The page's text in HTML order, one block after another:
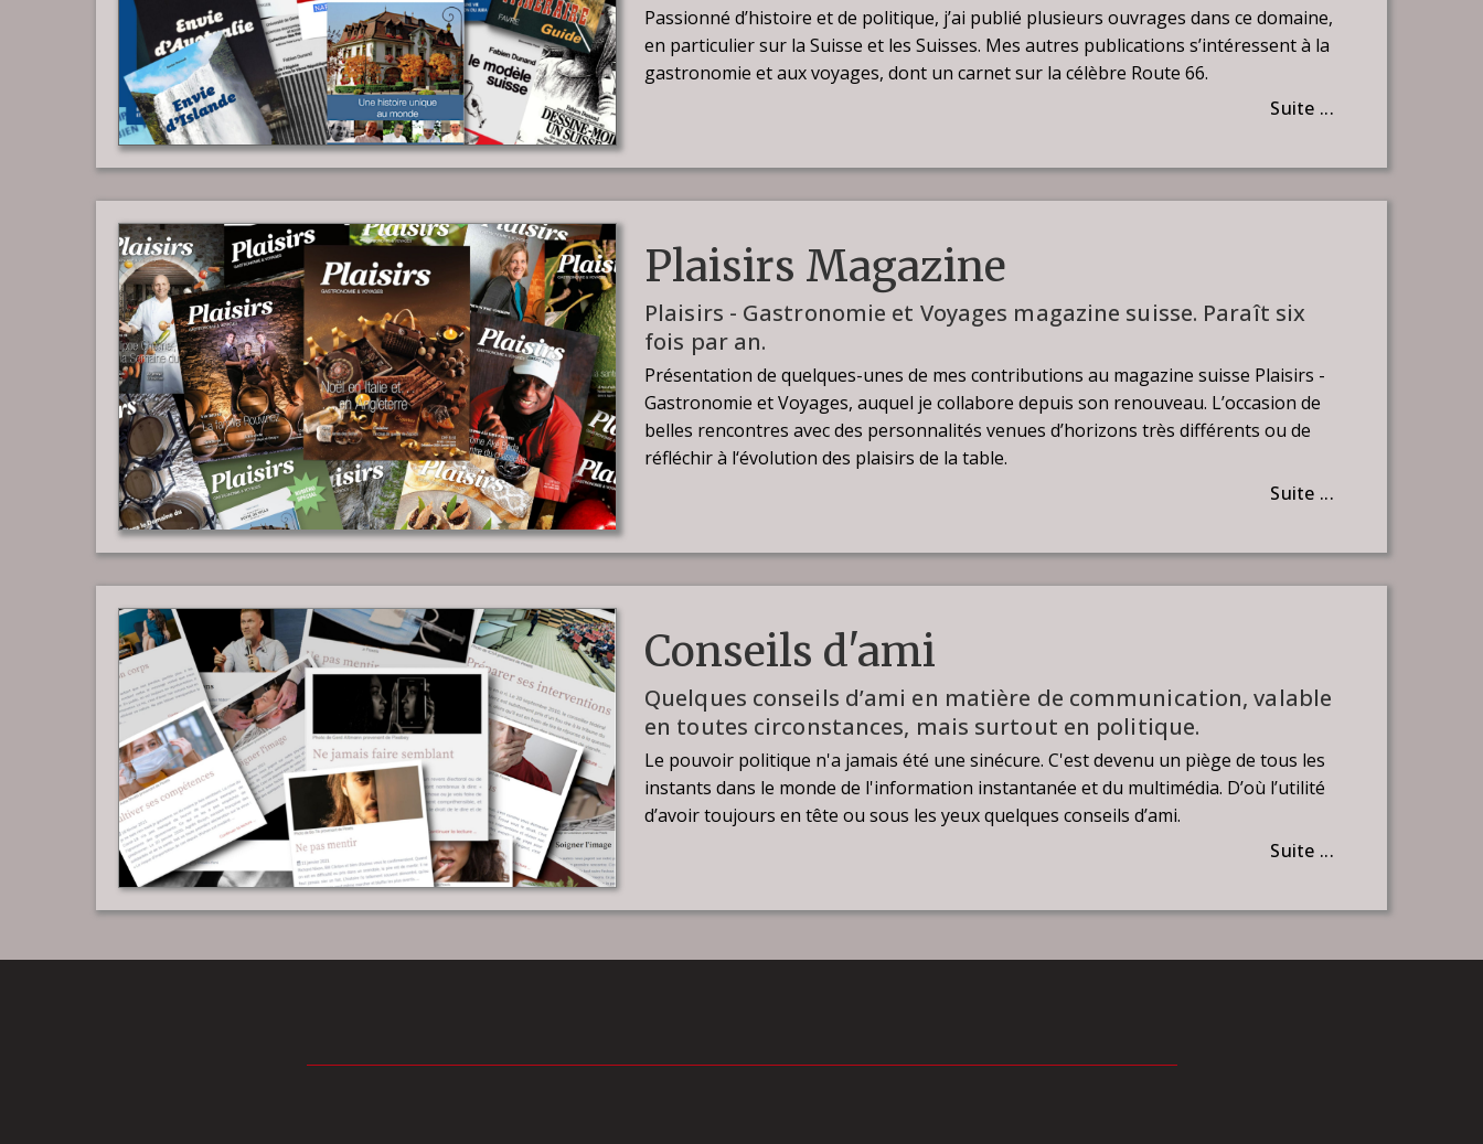
Passionné d’histoire et de politique, j’ai publié plusieurs ouvrages dans ce domaine,
en particulier sur la Suisse et les Suisses. Mes autres publications s’intéressent à la
gastronomie et aux voyages, dont un carnet sur la célèbre Route 66.
Suite ...
Plaisirs Magazine
Plaisirs - Gastronomie et Voyages magazine suisse. Paraît six
fois par an.
Présentation de quelques-unes de mes contributions au magazine suisse Plaisirs -
Gastronomie et Voyages, auquel je collabore depuis son renouveau. L’occasion de
belles rencontres avec des personnalités venues d’horizons très différents ou de
réfléchir à l‘évolution des plaisirs de la table.
Suite ...
Conseils d'ami
Quelques conseils d’ami en matière de communication, valable
en toutes circonstances, mais surtout en politique.
Le pouvoir politique n'a jamais été une sinécure. C'est devenu un piège de tous les
instants dans le monde de l'information instantanée et du multimédia. D’où l’utilité
d’avoir toujours en tête ou sous les yeux quelques conseils d’ami.
Suite ...